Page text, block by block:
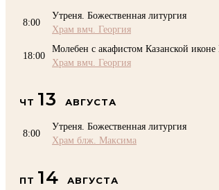
8:00
Утреня. Божественная литургия
Храм вмч. Георгия
18:00
Молебен с акафистом Казанской
Храм вмч. Георгия
ЧТ 13 АВГУСТА
8:00
Утреня. Божественная литургия
Храм блж. Максима
ПТ 14 АВГУСТА